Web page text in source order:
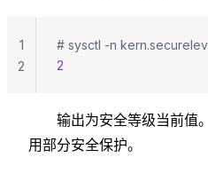
# sysctl -n
2
1
2
输出为安全等级当前值
用部分安全保护。